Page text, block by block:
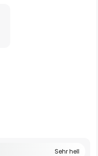
Sehr hell